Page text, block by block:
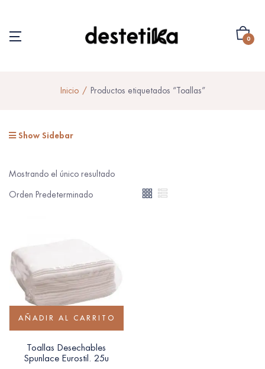
0
Inicio Productos etiquetados “Toallas”
Show Sidebar
Mostrando el único resultado
AÑADIR AL CARRITO
Toallas Desechables
Spunlace Eurostil. 25u